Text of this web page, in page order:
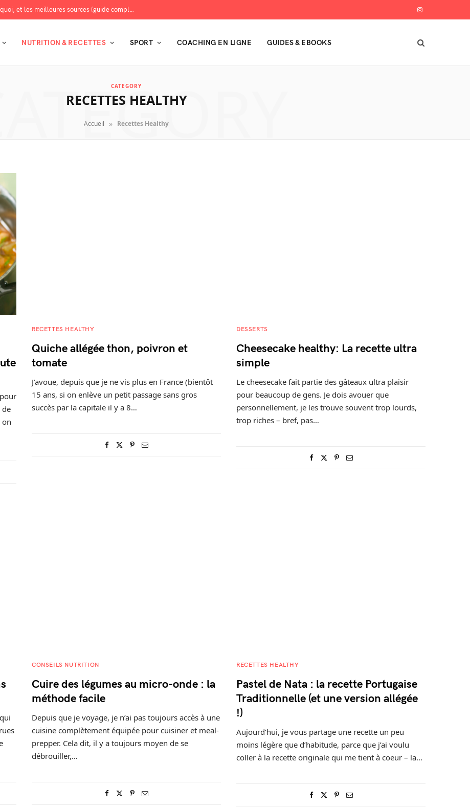
Les protéines : combien en manger, pourquoi, et les meilleures sources (guide complet) I
s
NUTRITION & RECETTES SPORT COACHING EN LIGNE GUIDES & EBOOKS
CATEGORY
RECETTES HEALTHY
CATEGORY
Accueil » Recettes Healthy
de
on
RECETTES HEALTHY
Quiche allégée thon, poivron et
tomate
J’avoue, depuis que je ne vis plus en France (bientôt
15 ans, si on enlève un petit passage sans gros
succès par la capitale il y a 8…
DESSERTS
Cheesecake healthy: La recette ultra
simple
Le cheesecake fait partie des gâteaux ultra plaisir
pour beaucoup de gens. Je dois avouer que
personnellement, je les trouve souvent trop lourds,
trop riches – bref, pas…
CONSEILS NUTRITION
Cuire des légumes au micro-onde : la
méthode facile
Depuis que je voyage, je n’ai pas toujours accès à une
cuisine complètement équipée pour cuisiner et meal-
prepper. Cela dit, il y a toujours moyen de se
débrouiller,…
RECETTES HEALTHY
Pastel de Nata : la recette Portugaise
Traditionnelle (et une version allégée
!)
Aujourd’hui, je vous partage une recette un peu
moins légère que d’habitude, parce que j’ai voulu
coller à la recette originale qui me tient à coeur – la…